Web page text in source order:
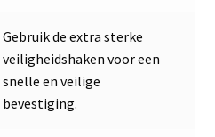
Gebruik de extra sterke
veiligheidshaken voor een
snelle en veilige
bevestiging.